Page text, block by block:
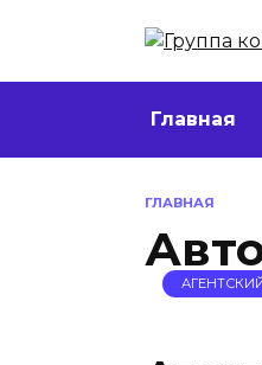
Главная
ГЛАВНАЯ